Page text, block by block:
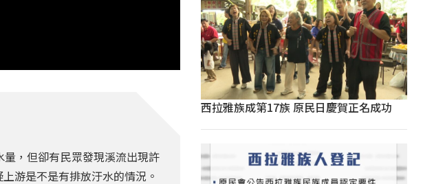
，但卻有民眾發現溪流出現許
游是不是有排放汙水的情況。
西拉雅族成第17族 原民日慶賀正名成功